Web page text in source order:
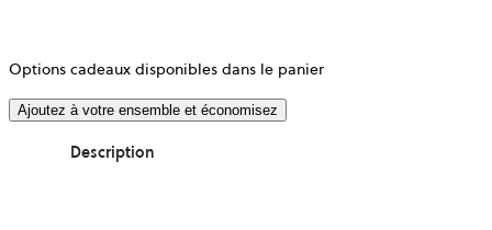
Options cadeaux disponibles dans le panier
Ajoutez à votre ensemble et économisez
Description